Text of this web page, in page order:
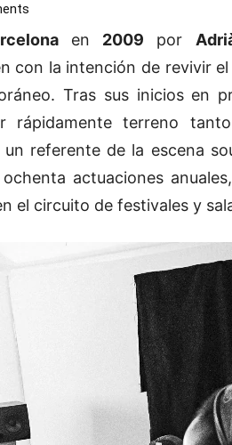
en 2009 por
con la intención de revivir
Tras sus inicios en
rápidamente terreno
referente de la escena
actuaciones
el circuito de festivales y